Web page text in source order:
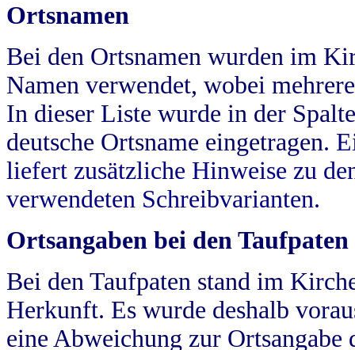
Ortsnamen
Bei den Ortsnamen wurden im
Namen verwendet, wobei
In dieser Liste wurde in der
deutsche Ortsname eingetragen.
liefert zusätzliche Hinweise zu
verwendeten Schreibvarianten.
Ortsangaben bei den Taufpaten
Bei den Taufpaten stand im
Herkunft. Es wurde deshalb
eine Abweichung zur